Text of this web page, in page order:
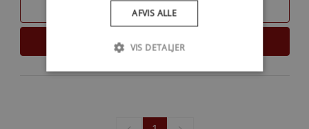
SAMMENLIGN
LÆS MERE
AFVIS ALLE
VIS DETALJER